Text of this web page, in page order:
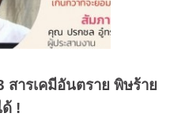
สารเคมีอันตราย พิษร้าย
ด้ !